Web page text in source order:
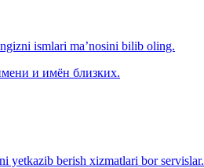
ismlari ma’nosini bilib oling.
и имён близких.
yetkazib berish xizmatlari bor servislar.